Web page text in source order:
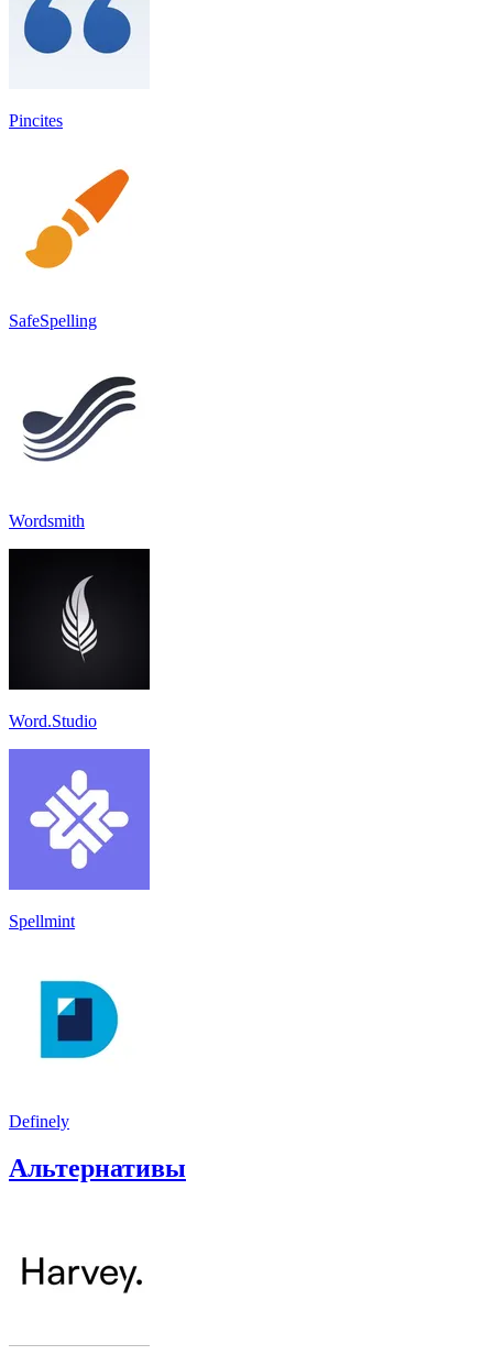
Pincites
SafeSpelling
Wordsmith
Word.Studio
Spellmint
Definely
Альтернативы